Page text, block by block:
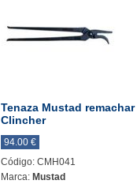
Tenaza Mustad remachar
Clincher
94.00 €
Código: CMH041
Marca: Mustad